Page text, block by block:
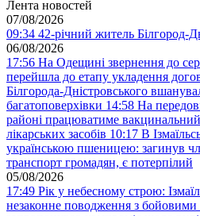
Лента новостей
07/08/2026
09:34 42-річний житель Білгород-
06/08/2026
17:56 На Одещині звернення до
перейшла до етапу укладення
Білгорода-Дністровського
багатоповерхівки 14:58 На
районі працюватиме
лікарських засобів 10:17 В
українською пшеницею: загинув
транспорт громадян, є потерпілий
05/08/2026
17:49 Рік у небесному строю:
незаконне поводження з